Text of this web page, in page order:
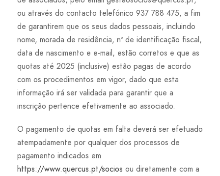
ou através do contacto telefónico 937 788 475, a fim
de garantirem que os seus dados pessoais, incluindo
nome, morada de residência, nº de identificação fiscal,
data de nascimento e e-mail, estão corretos e que as
quotas até 2025 (inclusive) estão pagas de acordo
com os procedimentos em vigor, dado que esta
informação irá ser validada para garantir que a
inscrição pertence efetivamente ao associado.
O pagamento de quotas em falta deverá ser efetuado
atempadamente por qualquer dos processos de
pagamento indicados em
https://www.quercus.pt/socios ou diretamente com a